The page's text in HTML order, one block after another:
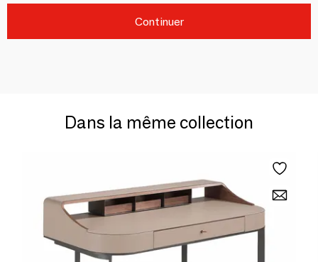
Continuer
Dans la même collection